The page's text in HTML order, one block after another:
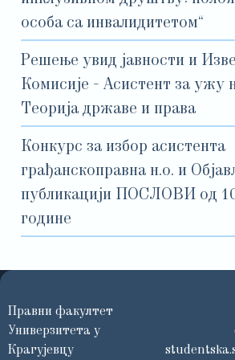
особа са инвалидитетом“
Решење увид јавности и
Комисије - Асистент за ужу
Теорија државе и права
Конкурс за избор асистента
грађанскоправна н.о. и
публикацији ПОСЛОВИ од
године
Правни факултет
Универзитета у
Крагујевцу